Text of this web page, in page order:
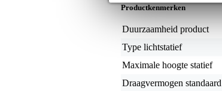
Productkenmerken
Duurzaamheid product
Type lichtstatief
Maximale hoogte statief
Draagvermogen standaard